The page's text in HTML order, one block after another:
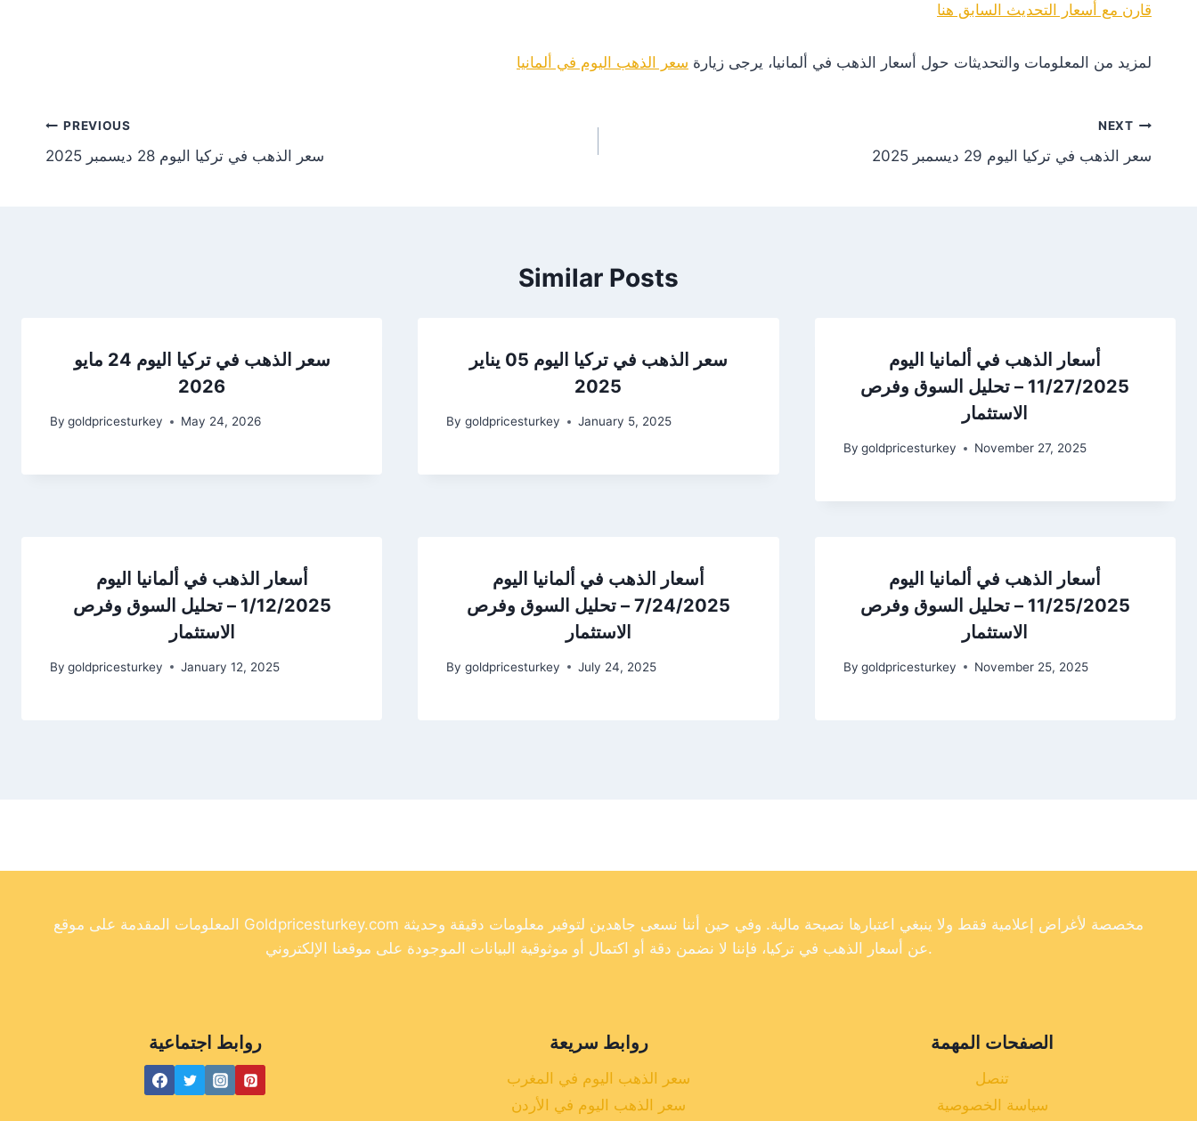
قارن مع أسعار التحديث السابق هنا
لمزيد من المعلومات والتحديثات حول أسعار الذهب في ألمانيا، يرجى زيارة سعر الذهب اليوم في ألمانيا
PREVIOUS
سعر الذهب في تركيا اليوم 28 ديسمبر 2025
NEXT
سعر الذهب في تركيا اليوم 29 ديسمبر 2025
Similar Posts
سعر الذهب في تركيا اليوم 24 مايو
2026
By goldpricesturkey May 24, 2026
سعر الذهب في تركيا اليوم 05 يناير
2025
By goldpricesturkey January 5, 2025
أسعار الذهب في ألمانيا اليوم
11/27/2025 – تحليل السوق وفرص
الاستثمار
By goldpricesturkey November 27, 2025
أسعار الذهب في ألمانيا اليوم
1/12/2025 – تحليل السوق وفرص
الاستثمار
By goldpricesturkey January 12, 2025
أسعار الذهب في ألمانيا اليوم
7/24/2025 – تحليل السوق وفرص
الاستثمار
By goldpricesturkey July 24, 2025
أسعار الذهب في ألمانيا اليوم
11/25/2025 – تحليل السوق وفرص
الاستثمار
By goldpricesturkey November 25, 2025
المعلومات المقدمة على موقع Goldpricesturkey.com مخصصة لأغراض إعلامية فقط ولا ينبغي اعتبارها نصيحة مالية. وفي حين أننا نسعى جاهدين لتوفير معلومات دقيقة وحديثة
عن أسعار الذهب في تركيا، فإننا لا نضمن دقة أو اكتمال أو موثوقية البيانات الموجودة على موقعنا الإلكتروني.
روابط اجتماعية روابط سريعة
سعر الذهب اليوم في المغرب
سعر الذهب اليوم في الأردن
الصفحات المهمة
تنصل
سياسة الخصوصية